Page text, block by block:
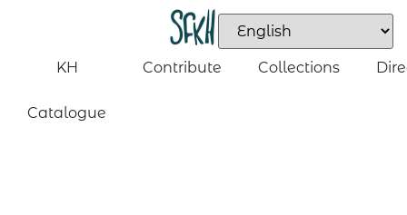
KH
Catalogue
Contribute Collections